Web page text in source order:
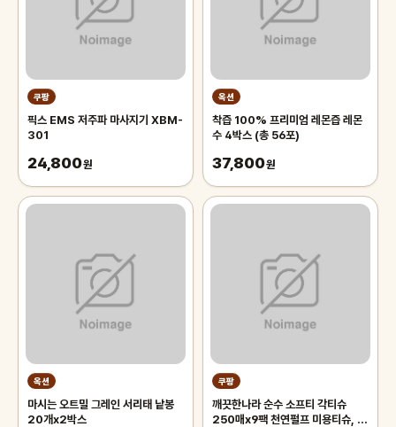
쿠팡
픽스 EMS 저주파 마사지기 XBM-
301
24,800원
옥션
착즙 100% 프리미엄 레몬즙 레몬
수 4박스 (총 56포)
37,800원
옥션
마시는 오트밀 그레인 서리태 낱봉
20개x2박스
쿠팡
깨끗한나라 순수 소프티 각티슈
250매x9팩 천연펄프 미용티슈, 3